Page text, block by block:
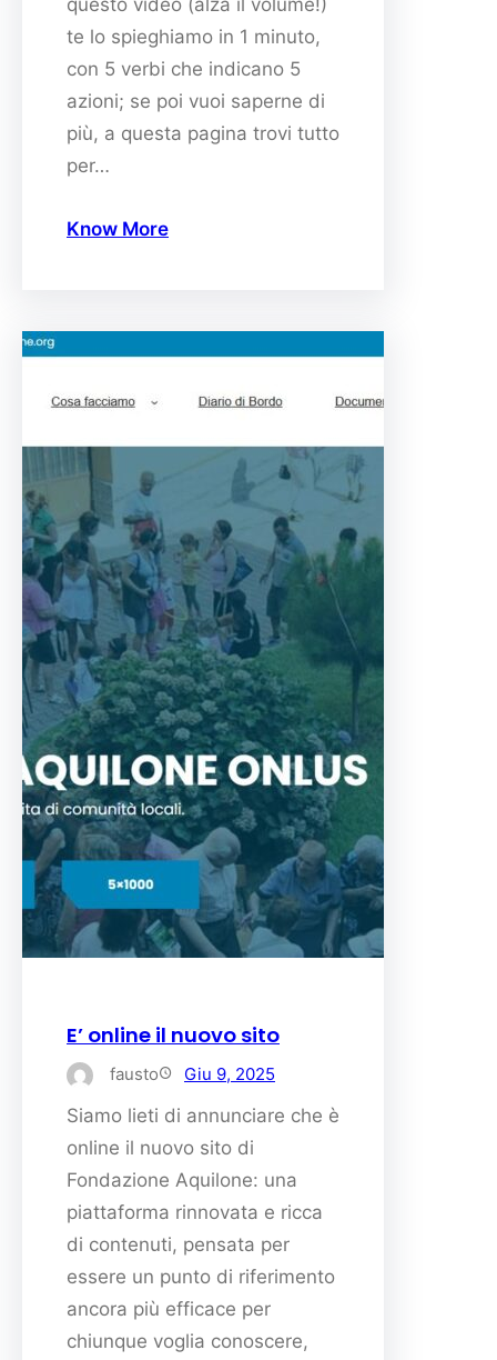
te lo spieghiamo in 1 minuto,
con 5 verbi che indicano 5
azioni; se poi vuoi saperne di
più, a questa pagina trovi tutto
per…
Know More
E’ online il nuovo sito
fausto Giu 9, 2025
Siamo lieti di annunciare che è
online il nuovo sito di
Fondazione Aquilone: una
piattaforma rinnovata e ricca
di contenuti, pensata per
essere un punto di riferimento
ancora più efficace per
chiunque voglia conoscere,